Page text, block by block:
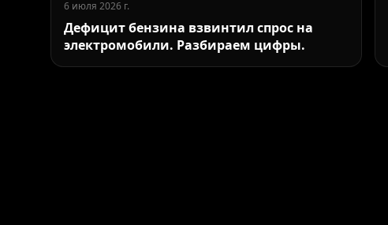
6 июля 2026 г.
Дефицит бензина взвинтил спрос на
электромобили. Разбираем цифры.